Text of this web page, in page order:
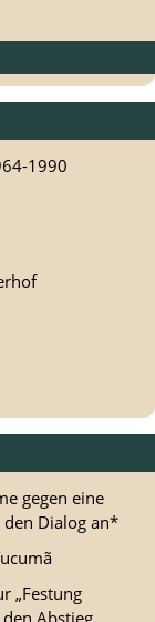
1990
gegen eine
den Dialog an*
„Festung